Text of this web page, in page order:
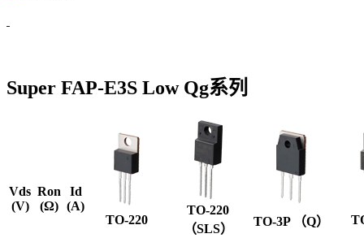
Super FAP-E3S Low Qg系列
TO-220
TO-220
（SLS）
TO-3P （Q）
Vds
(V)
Ron
(Ω)
Id
(A)